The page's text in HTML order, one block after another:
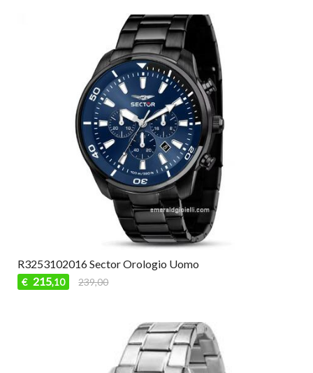
R3253102016 Sector Orologio Uomo
€ 215,10 239,00